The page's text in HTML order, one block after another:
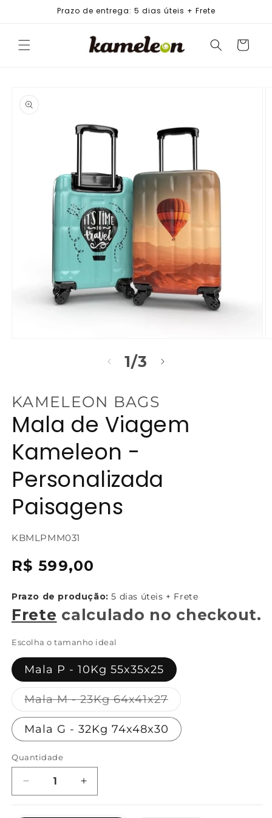
Prazo de entrega: 5 dias úteis + Frete
Carrinho
PRODUTO
1/de
3
KAMELEON BAGS
Mala de Viagem
Kameleon -
Personalizada
Paisagens
SKU:
sku
KBMLPMM031
Preço
R$ 599,00
Prazo de produção: 5 dias úteis + Frete
Frete calculado no checkout.
Escolha o tamanho ideal
Mala P - 10Kg 55x35x25
Mala M - 23Kg 64x41x27Variante
esgotada
ou
indisponível
Mala G - 32Kg 74x48x30
Quantidade
Diminuir
a
Aumentar
a